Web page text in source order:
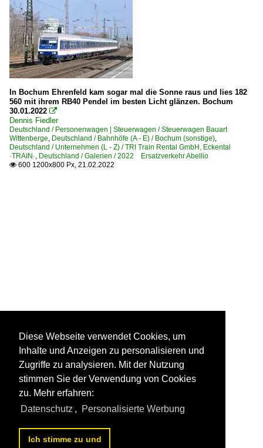
In Bochum Ehrenfeld kam sogar mal die Sonne raus und lies 182
560 mit ihrem RB40 Pendel im besten Licht glänzen. Bochum
30.01.2022 
Dennis Fiedler
Deutschland / Personenwagen | Steuerwagen / Steuerwagen Bauart
Wittenberge, Deutschland / Bahnhöfe (A - E) / Bochum (sonstige),
Deutschland / Unternehmen (L - Z) / TRI Train Rental GmbH, Eckental
·TRAIN·, Deutschland / Galerien / 2022 Ersatzverkehr Abellio
 600 1200x800 Px, 21.02.2022
Diese Webseite verwendet Cookies, um
Inhalte und Anzeigen zu personalisieren und
Zugriffe zu analysieren. Mit der Nutzung
stimmen Sie der Verwendung von Cookies
zu. Mehr erfahren:
Datenschutz , Personalisierte Werbung
Ich stimme zu und